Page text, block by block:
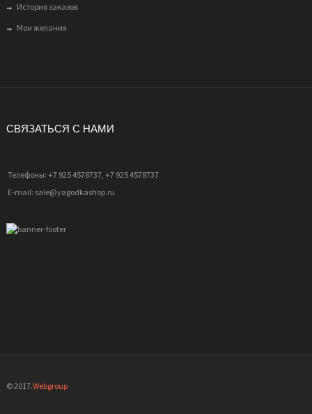
История заказов
Мои желания
СВЯЗАТЬСЯ С НАМИ
Телефоны: +7 925 4578737, +7 925 4578737
E-mail: sale@yagodkashop.ru
© 2017.Webgroup